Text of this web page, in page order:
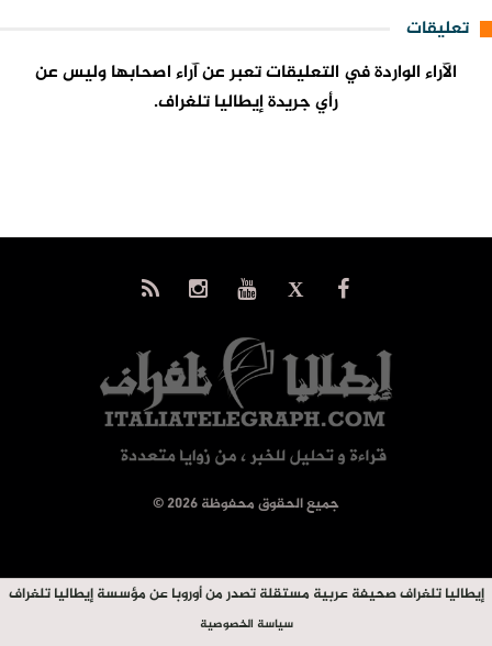
تعليقات
الآراء الواردة في التعليقات تعبر عن آراء اصحابها وليس عن
رأي جريدة إيطاليا تلغراف.
© جميع الحقوق محفوظة 2026
إيطاليا تلغراف صحيفة عربية مستقلة تصدر من أوروبا عن مؤسسة إيطاليا تلغراف
سياسة الخصوصية